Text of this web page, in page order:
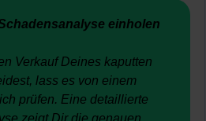
einholen
Verkauf Deines kaputten
lass es von einem
prüfen. Eine detaillierte
zeigt Dir die genauen